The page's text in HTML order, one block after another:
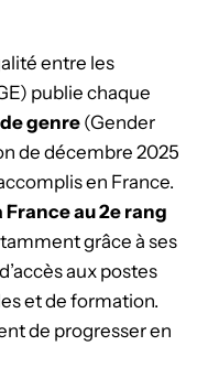
entre les
publie chaque
genre(Gender
de décembre 2025
en France.
France au 2e rang
grâce à ses
aux postes
et de formation.
de progresser en